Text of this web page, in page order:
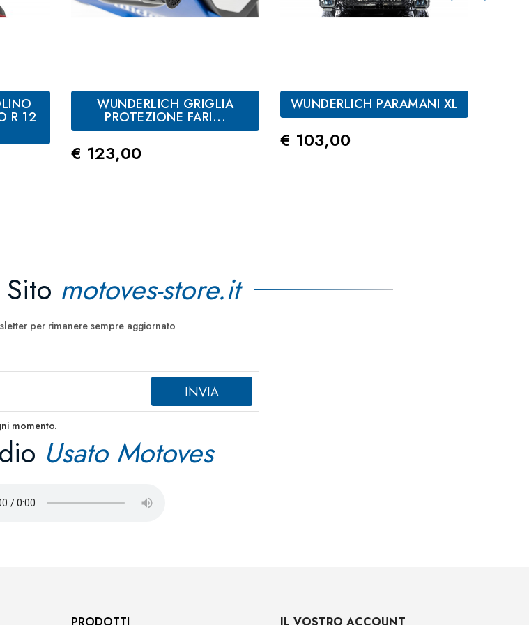
R 12
WUNDERLICH GRIGLIA
PROTEZIONE FARI...
Prezzo
€ 123,00
WUNDERLICH PARAMANI XL
Prezzo
€ 103,00
motoves-store.it
per rimanere sempre aggiornato
momento.
Usato Motoves
PRODOTTI IL VOSTRO ACCOUNT